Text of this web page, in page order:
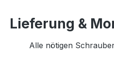
Lieferung &
Alle nötigen